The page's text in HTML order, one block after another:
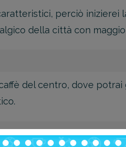
perciò inizierei
della città con
del centro, dove potrai